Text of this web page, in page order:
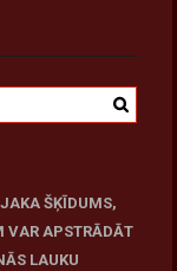
ŠĶĪDUMS,
VAR APSTRĀDĀT
LAUKU